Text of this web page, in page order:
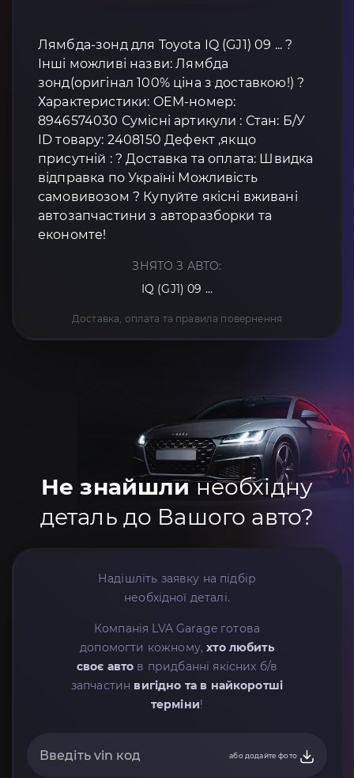
Лямбда-зонд для Toyota IQ (GJ1) 09 ... ?
Інші можливі назви: Лямбда
зонд(оригінал 100% ціна з доставкою!) ?
Характеристики: OEM-номер:
8946574030 Сумісні артикули : Стан: Б/У
ID товару: 2408150 Дефект ,якщо
присутній : ? Доставка та оплата: Швидка
відправка по Україні Можливість
самовивозом ? Купуйте якісні вживані
автозапчастини з авторазборки та
економте!
ЗНЯТО З АВТО:
IQ (GJ1) 09 ...
Доставка, оплата та правила повернення
Не знайшлинеобхідну
деталь до Вашого авто?
Надішліть заявку на підбір
необхідної деталі.
Компанія LVA Garage готова
допомогти кожному,хто любить
своє авто в придбанні якісних б/в
запчастин вигідно та в найкоротші
терміни!
або додайте фото